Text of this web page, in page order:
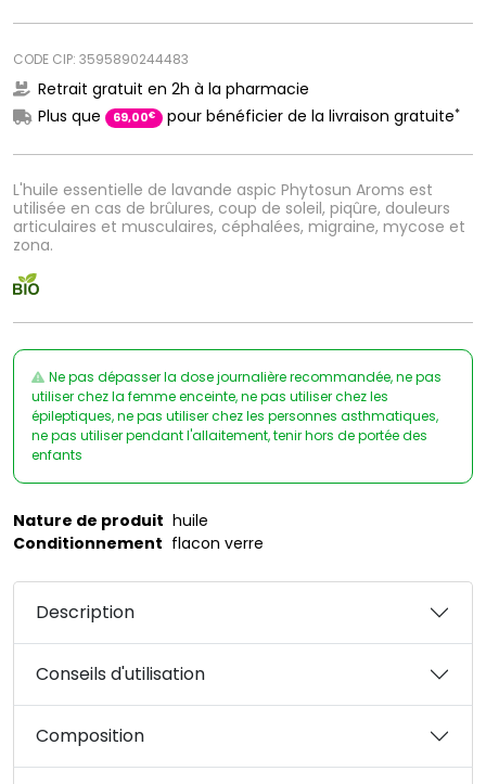
L'huile essentielle de lavande aspic Phytosun Aroms est
utilisée en cas de brûlures, coup de soleil, piqûre, douleurs
articulaires et musculaires, céphalées, migraine, mycose et
zona.
CODE CIP: 3595890244483
Retrait gratuit en 2h à la pharmacie
Plus que
69,00€ pour bénéficier de la livraison gratuite*
Ne pas dépasser la dose journalière recommandée, ne pas
utiliser chez la femme enceinte, ne pas utiliser chez les
épileptiques, ne pas utiliser chez les personnes asthmatiques,
ne pas utiliser pendant l'allaitement, tenir hors de portée des
enfants
Nature de produit huile
Conditionnement flacon verre
Description
Conseils d'utilisation
Composition